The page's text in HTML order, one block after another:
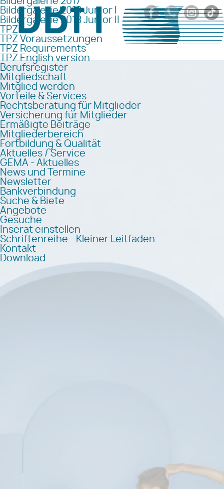
Bildergalerie 2018 Junior I
Bildergalerie 2018 Junior II
TPZ
TPZ Voraussetzungen
TPZ Requirements
TPZ English version
Berufsregister
Mitgliedschaft
Mitglied werden
Vorteile & Services
Rechtsberatung für Mitglieder
Versicherung für Mitglieder
Ermäßigte Beiträge
Mitgliederbereich
Fortbildung & Qualität
Aktuelles / Service
GEMA - Aktuelles
News und Termine
Newsletter
Bankverbindung
Suche & Biete
Angebote
Gesuche
Inserat einstellen
Schriftenreihe - Kleiner Leitfaden
Kontakt
Download